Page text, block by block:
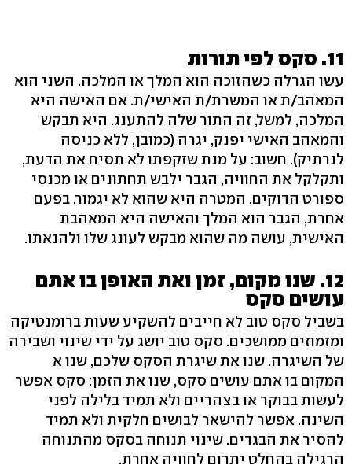
11. סקס לפי תורות
עשו הגרלה כשהזוכה הוא המלך או המלכה. השני הוא
המאהב/ת או המשרת/ת האישי/ת. אם האישה היא
המלכה, למשל, זה התור שלה להתענג. היא תבקש
והמאהב האישי יפנק, יגרה (כמובן, ללא כניסה
לנרתיק). חשוב: על מנת שזקפתו לא תסיח את הדעת,
ותקלקל את החוויה, הגבר ילבש תחתונים או מכנסי
ספורט הדוקים. המטרה היא שהוא לא יגמור. בפעם
אחרת, הגבר הוא המלך והאישה היא המאהבת
האישית, עושה מה שהוא מבקש לעונג שלו ולהנאתו.
12. שנו מקום, זמן ואת האופן בו אתם
עושים סקס
בשביל סקס טוב לא חייבים להשקיע שעות ברומנטיקה
ומזמוזים ממושכים. סקס טוב יושג על ידי שינוי ושבירה
של השיגרה. שנו את שיגרת הסקס שלכם, שנו א
המקום בו אתם עושים סקס, שנו את הזמן: סקס אפשר
לעשות בבוקר או בצהריים ולא תמיד בלילה לפני
השינה. אפשר להישאר לבושים חלקית ולא תמיד
להסיר את הבגדים. שינוי תנוחה בסקס מהתנוחה
הרגילה בהחלט יתרום לחוויה אחרת.